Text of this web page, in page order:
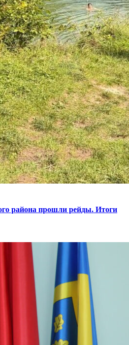
района прошли рейды. Итоги